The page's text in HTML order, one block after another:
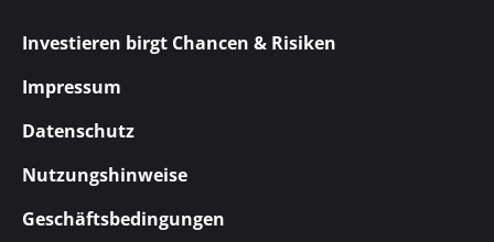
Investieren birgt Chancen & Risiken
Impressum
Datenschutz
Nutzungshinweise
Geschäftsbedingungen